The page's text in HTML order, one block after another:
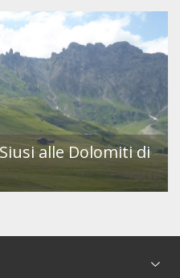
alle Dolomiti di